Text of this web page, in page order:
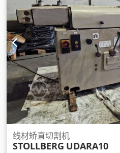
线材矫直切割机
STOLLBERG UDARA10